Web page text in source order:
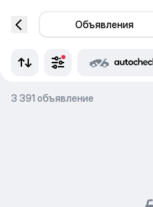
Объявления
3 391 объявление